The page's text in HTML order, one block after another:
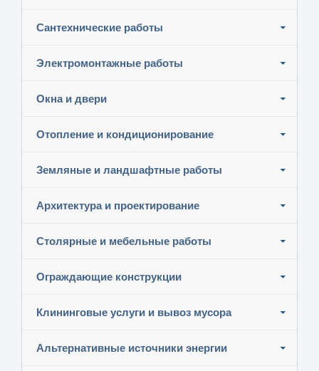
Сантехнические работы
Электромонтажные работы
Окна и двери
Отопление и кондиционирование
Земляные и ландшафтные работы
Архитектура и проектирование
Столярные и мебельные работы
Ограждающие конструкции
Клининговые услуги и вывоз мусора
Альтернативные источники энергии